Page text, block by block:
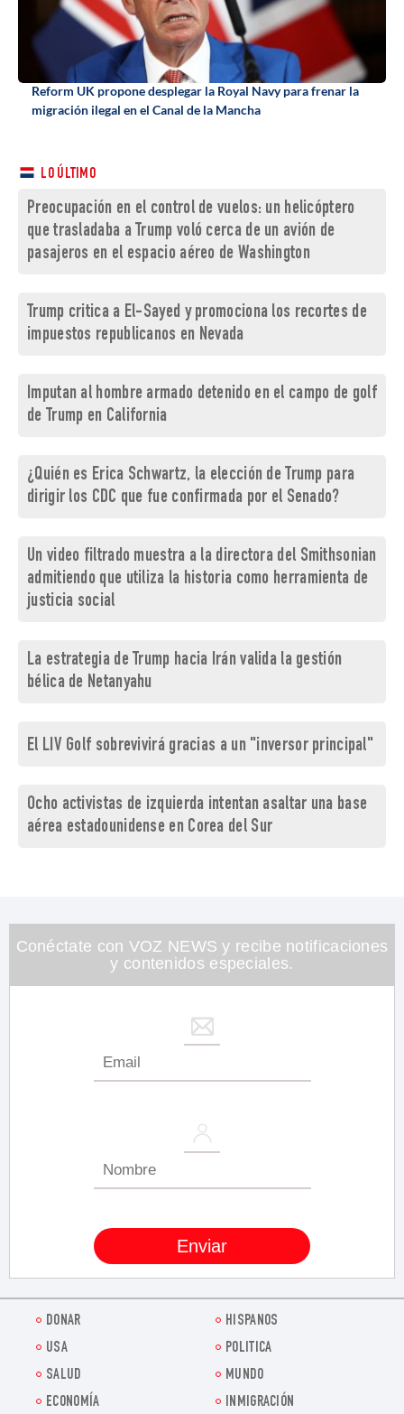
Reform UK propone desplegar la Royal Navy para frenar la
migración ilegal en el Canal de la Mancha
LO ÚLTIMO
Preocupación en el control de vuelos: un helicóptero
que trasladaba a Trump voló cerca de un avión de
pasajeros en el espacio aéreo de Washington
Trump critica a El-Sayed y promociona los recortes de
impuestos republicanos en Nevada
Imputan al hombre armado detenido en el campo de golf
de Trump en California
¿Quién es Erica Schwartz, la elección de Trump para
dirigir los CDC que fue confirmada por el Senado?
Un video filtrado muestra a la directora del Smithsonian
admitiendo que utiliza la historia como herramienta de
justicia social
La estrategia de Trump hacia Irán valida la gestión
bélica de Netanyahu
El LIV Golf sobrevivirá gracias a un "inversor principal"
Ocho activistas de izquierda intentan asaltar una base
aérea estadounidense en Corea del Sur
Conéctate con VOZ NEWS y recibe notificaciones
y contenidos especiales.
DONAR
HISPANOS
USA
POLITICA
SALUD
MUNDO
ECONOMÍA
INMIGRACIÓN